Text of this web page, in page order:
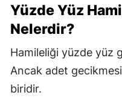
Yüzde Yüz
Nelerdir?
Hamileliği yüzde yüz
Ancak adet
biridir.